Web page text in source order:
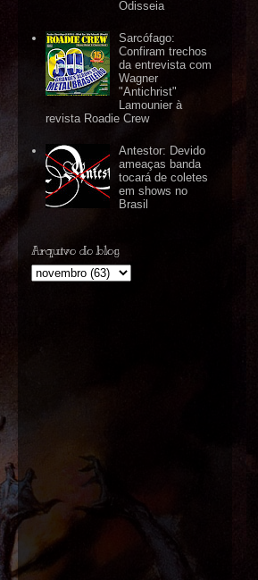
Odisseia
Sarcófago:
Confiram trechos
da entrevista com
Wagner
"Antichrist"
Lamounier à
revista Roadie Crew
Antestor: Devido
ameaças banda
tocará de coletes
em shows no
Brasil
Arquivo do blog